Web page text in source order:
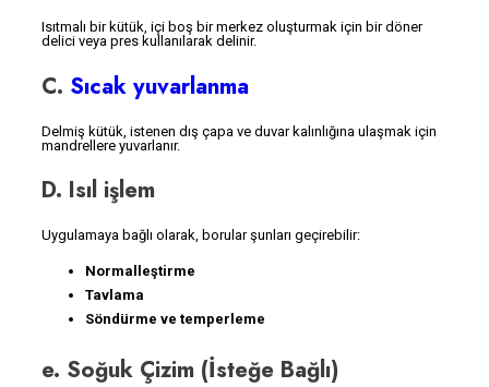
Isıtmalı bir kütük, içi boş bir merkez oluşturmak için bir döner
delici veya pres kullanılarak delinir.
C. Sıcak yuvarlanma
Delmiş kütük, istenen dış çapa ve duvar kalınlığına ulaşmak için
mandrellere yuvarlanır.
D. Isıl işlem
Uygulamaya bağlı olarak, borular şunları geçirebilir:
Normalleştirme
Tavlama
Söndürme ve temperleme
e. Soğuk Çizim (İsteğe Bağlı)